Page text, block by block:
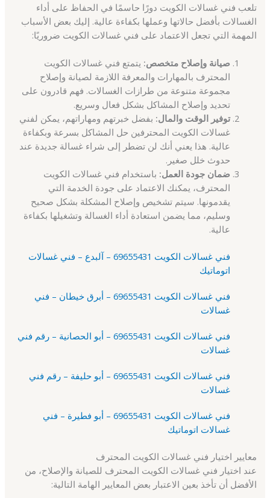
تلعب فني غسالات الكويت دورًا حاسمًا في الحفاظ على أداء
الغسالات بأفضل حالاتها وعملها بكفاءة عالية. إليك بعض الأسباب
المهمة التي تجعل الاعتماد على فني غسالات الكويت ضروريًا:
صيانة وإصلاح متخصص: يتمتع فني غسالات الكويت
المحترف بالمهارات والمعرفة اللازمة لصيانة وإصلاح
مجموعة متنوعة من طرازات الغسالات. فهم قادرون على
تحديد وإصلاح المشاكل بشكل فعال وسريع.
توفير الوقت والمال: بفضل خبرتهم ومهاراتهم، يمكن لفني
غسالات الكويت المحترفين حل المشاكل بسرعة وبكفاءة
عالية. هذا يعني أنك لن تضطر إلى شراء غسالة جديدة عند
حدوث خلل صغير.
ضمان جودة العمل: باستخدام فني غسالات الكويت
المحترف، يمكنك الاعتماد على جودة الخدمة التي
يقدمونها. سيتم تشخيص وإصلاح المشكلة بشكل صحيح
وسليم، مما يضمن استعادة أداء الغسالة وتشغيلها بكفاءة
عالية.
فني غسالات الكويت 69655431 – آلبدع – فني غسالات
اتوماتيك
فني غسالات الكويت 69655431 – أبرق خيطان – فني
غسالات
فني غسالات الكويت 69655431 – أبو الحصانية – رقم فني
غسالات
فني غسالات الكويت 69655431 – أبو حليفة – رقم فني
غسالات
فني غسالات الكويت 69655431 – أبو فطيرة – فني
غسالات اتوماتيك
معايير اختيار فني غسالات الكويت المحترف
عند اختيار فني غسالات الكويت المحترف للصيانة والإصلاح، من
الأفضل أن تأخذ بعين الاعتبار بعض المعايير الهامة التالية: